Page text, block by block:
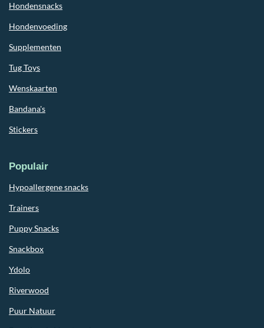
Hondensnacks
Hondenvoeding
Supplementen
Tug Toys
Wenskaarten
Bandana's
Stickers
Populair
Hypoallergene snacks
Trainers
Puppy Snacks
Snackbox
Ydolo
Riverwood
Puur Natuur